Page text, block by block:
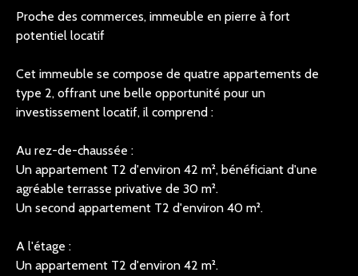
Proche des commerces, immeuble en pierre à fort
potentiel locatif
Cet immeuble se compose de quatre appartements de
type 2, offrant une belle opportunité pour un
investissement locatif, il comprend :
Au rez-de-chaussée :
Un appartement T2 d'environ 42 m², bénéficiant d'une
agréable terrasse privative de 30 m².
Un second appartement T2 d'environ 40 m².
A l'étage :
Un appartement T2 d'environ 42 m².